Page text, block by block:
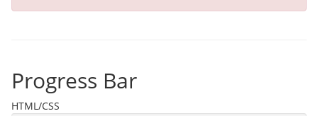
Progress Bar
HTML/CSS